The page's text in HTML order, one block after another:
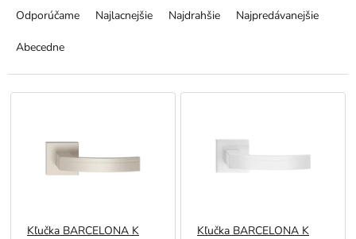
e
Odporúčame Najlacnejšie Najdrahšie Najpredávanejšie
Abecedne
V
Kľučka BARCELONA K Kľučka BARCELONA K